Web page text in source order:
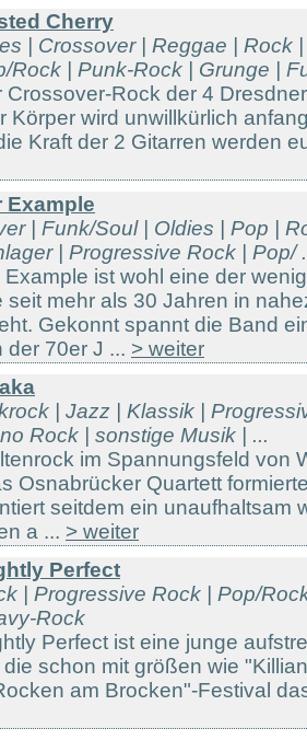
Cherry
| Crossover | Reggae | Rock
Rock | Punk-Rock | Grunge |
Crossover-Rock der 4
Körper wird unwillkürlich
Kraft der 2 Gitarren werden
Example
| Funk/Soul | Oldies | Pop |
| Progressive Rock | Pop/
Example ist wohl eine der
seit mehr als 30 Jahren in
Gekonnt spannt die Band
der 70er J ... > weiter
| Jazz | Klassik |
Rock | sonstige Musik | ...
im Spannungsfeld von
Osnabrücker Quartett
seitdem ein unaufhaltsam
a ... > weiter
Perfect
| Progressive Rock | Pop/
Rock
Perfect ist eine junge
schon mit größen wie
am Brocken"-Festival